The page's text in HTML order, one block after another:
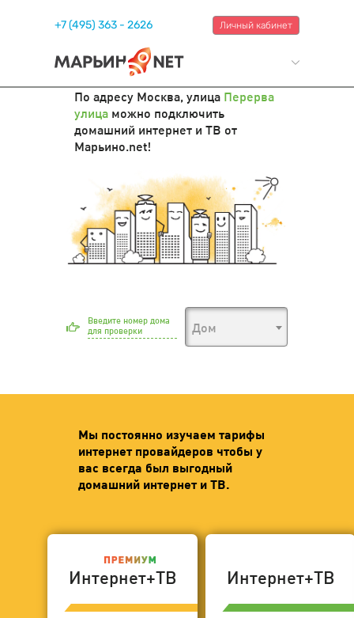
+7 (495) 363 - 2626 Личный кабинет
По адресу Москва, улица Перерва
улица можно подключить
домашний интернет и ТВ от
Марьино.net!
Введите номер дома
для проверки
Дом
Мы постоянно изучаем тарифы
интернет провайдеров чтобы у
вас всегда был выгодный
домашний интернет и ТВ.
Интернет+ТВ Интернет+ТВ